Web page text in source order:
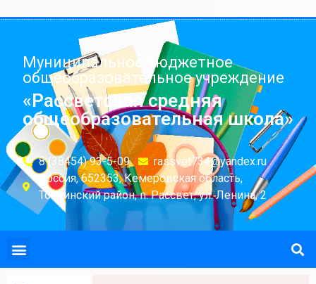
Муниципальное бюджетное
общеобразовательное учреждение
«Рассветская средняя
общеобразовательная школа»
8 (38454) 93-5-09
rassvet734@yandex.ru
Россия, 652353, Кемеровская область,
Топкинский район, п. Рассвет, ул. Ленина, 2